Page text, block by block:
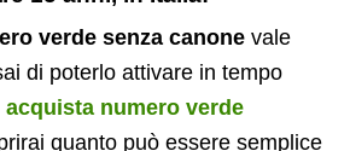
verde senza canone vale
di poterlo attivare in tempo
acquista numero verde
quanto può essere semplice